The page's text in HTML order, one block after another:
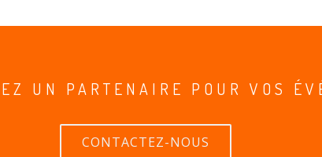
UN PARTENAIRE POUR VOS
CONTACTEZ-NOUS